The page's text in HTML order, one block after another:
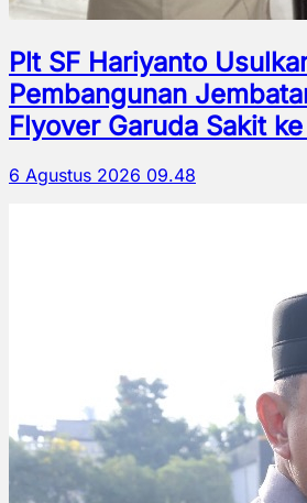
Plt SF Hariyanto
Pembangunan
Flyover Garuda Sakit
6 Agustus 2026 09.48